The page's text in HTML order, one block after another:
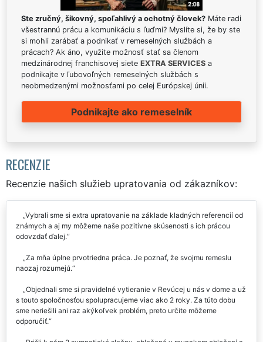
Ste zručný, šikovný, spoľahlivý a ochotný človek? Máte radi
všestrannú prácu a komunikáciu s ľuďmi? Myslíte si, že by ste
si mohli zarábať a podnikať v remeselných službách a
prácach? Ak áno, využite možnosť stať sa členom
medzinárodnej franchisovej siete EXTRA SERVICES a
podnikajte v ľubovoľných remeselných službách s
neobmedzenými možnosťami po celej Európskej únii.
Podnikajte ako remeselník
RECENZIE
Recenzie našich služieb upratovania od zákazníkov:
Vybrali sme si extra upratovanie na základe kladných referencií od
známych a aj my môžeme naše pozitívne skúsenosti s ich prácou
odovzdať ďalej.
Za mňa úplne prvotriedna práca. Je poznať, že svojmu remeslu
naozaj rozumejú.
Objednali sme si pravidelné vytieranie v Revúcej u nás v dome a už
s touto spoločnosťou spolupracujeme viac ako 2 roky. Za túto dobu
sme neriešili ani raz akýkoľvek problém, preto určite môžeme
odporučiť.